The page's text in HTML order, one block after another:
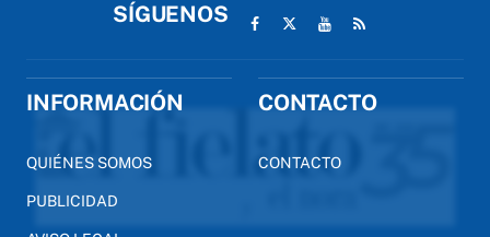
SÍGUENOS
INFORMACIÓN
QUIÉNES SOMOS
PUBLICIDAD
CONTACTO
CONTACTO